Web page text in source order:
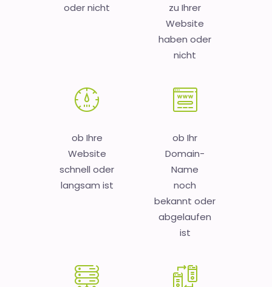
oder nicht
zu Ihrer
Website
haben oder
nicht
ob Ihre
Website
schnell oder
langsam ist
ob Ihr
Domain-
Name
noch
bekannt oder
abgelaufen
ist